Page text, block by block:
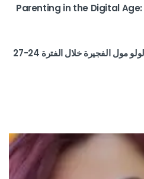
Parenting in the Digital
تنظيم معرض التعليم الدولي في لولو مول الفجيرة خلال الفترة 24-27